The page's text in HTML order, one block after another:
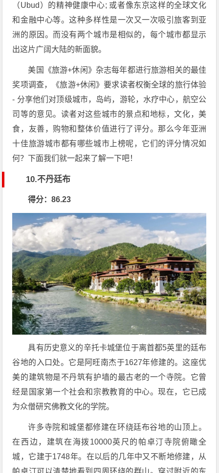
（Ubud）的精神健康中心; 或者像东京这样的全球文化
和金融中心等。这种多样性是一次又一次吸引旅客到亚
洲的原因。而没有两个城市是相似的，每个城市都显示
出这片广阔大陆的新面貌。
美国《旅游+休闲》杂志每年都进行旅游相关的最佳
奖项调查，《旅游+休闲》要求读者权衡全球的旅行体验
- 分享他们对顶级城市，岛屿，游轮，水疗中心，航空公
司等的意见。读者对这些城市的景点和地标，文化，美
食，友善，购物和整体价值进行了评分。那么今年亚洲
十佳旅游城市都有哪些城市上榜呢，它们的评分情况如
何？下面我们就一起来了解一下吧！
10.不丹廷布
得分：86.23
具有历史意义的辛托卡城堡位于离首都5英里的廷布
谷地的入口处。它是阿旺南杰于1627年修建的。这座优
美的建筑物是不丹筑有护墙的最古老的一个寺院。它曾
经是国家第一个社会和宗教教育的中心。现在，它已成
为众僧研究佛教文化的学院。
许多寺院和城堡都修建在环绕廷布谷地的山顶上。
在西边，建筑在海拨10000英尺的帕卓汀寺院俯瞰全
城，它建于1748年。在以后的几年中又不断地修建，从
帕卓汀可以清楚地看到四周环绕的群山。穿过附近的东